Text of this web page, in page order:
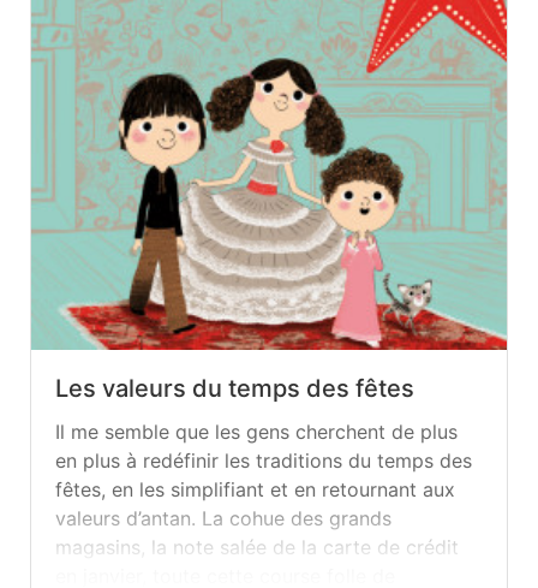
Les valeurs du temps des fêtes
Il me semble que les gens cherchent de plus
en plus à redéfinir les traditions du temps des
fêtes, en les simplifiant et en retournant aux
valeurs d’antan. La cohue des grands
magasins, la note salée de la carte de crédit